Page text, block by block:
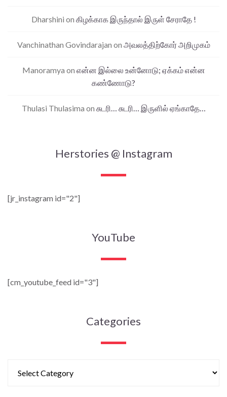
Dharshini on கிழக்காக இருந்தால் இருள் சேராதே !
Vanchinathan Govindarajan on அவலத்திற்கோர் அறிமுகம்
Manoramya on என்ன இல்லை உன்னோடு; ஏக்கம் என்ன
கண்ணோடு?
Thulasi Thulasima on சுடரி… சுடரி… இருளில் ஏங்காதே…
Herstories @ Instagram
[jr_instagram id="2"]
YouTube
[cm_youtube_feed id="3"]
Categories